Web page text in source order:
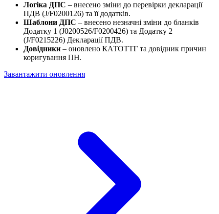
Логіка ДПС – внесено зміни до перевірки декларації
ПДВ (J/F0200126) та її додатків.
Шаблони ДПС – внесено незначні зміни до бланків
Додатку 1 (J0200526/F0200426) та Додатку 2
(J/F0215226) Декларації ПДВ.
Довідники – оновлено КАТОТТГ та довідник причин
коригування ПН.
Завантажити оновлення